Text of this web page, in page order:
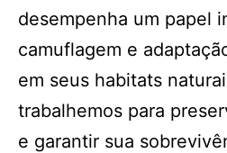
desempenha um papel
camuflagem e
em seus habitats
trabalhemos para
e garantir sua